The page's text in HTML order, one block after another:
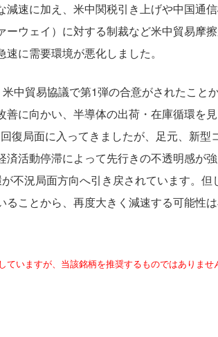
減速に加え、米中関税引き上げや中国通
ーウェイ）に対する制裁など米中貿易摩
速に需要環境が悪化しました。
中貿易協議で第1弾の合意がされたこと
善に向かい、半導体の出荷・在庫循環を
復局面に入ってきましたが、足元、新型
済活動停滞によって先行きの不透明感が
不況局面方向へ引き戻されています。但
ることから、再度大きく減速する可能性
ていますが、当該銘柄を推奨するものではありませ